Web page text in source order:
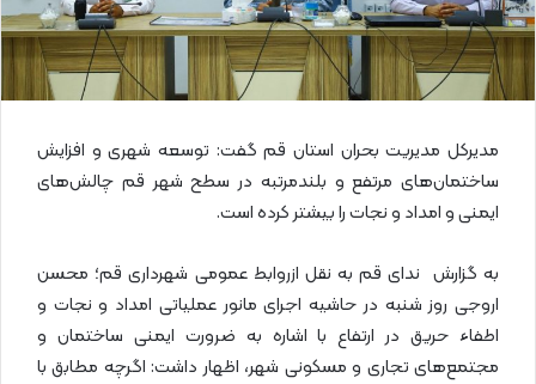
مدیرکل مدیریت بحران استان قم گفت: توسعه شهری و افزایش
ساختمان‌های مرتفع و بلندمرتبه در سطح شهر قم چالش‌های
ایمنی و امداد و نجات را بیشتر کرده است.
به گزارش ندای قم به نقل ازروابط عمومی شهرداری قم؛ محسن
اروجی روز شنبه در حاشیه اجرای مانور عملیاتی امداد و نجات و
اطفاء حریق در ارتفاع با اشاره به ضرورت ایمنی ساختمان و
مجتمع‌های تجاری و مسکونی شهر، اظهار داشت: اگرچه مطابق با